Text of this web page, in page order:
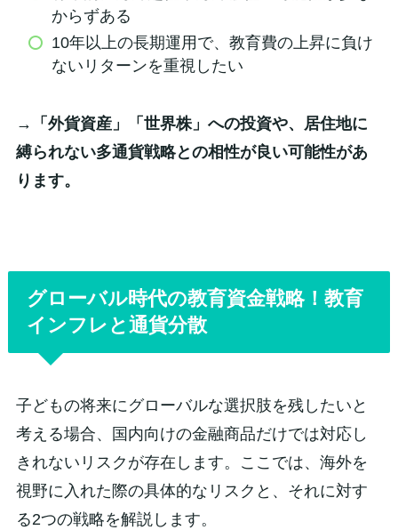
からずある
10年以上の長期運用で、教育費の上昇に負け
ないリターンを重視したい
→「外貨資産」「世界株」への投資や、居住地に
縛られない多通貨戦略との相性が良い可能性があ
ります。
グローバル時代の教育資金戦略！教育
インフレと通貨分散
子どもの将来にグローバルな選択肢を残したいと
考える場合、国内向けの金融商品だけでは対応し
きれないリスクが存在します。ここでは、海外を
視野に入れた際の具体的なリスクと、それに対す
る2つの戦略を解説します。